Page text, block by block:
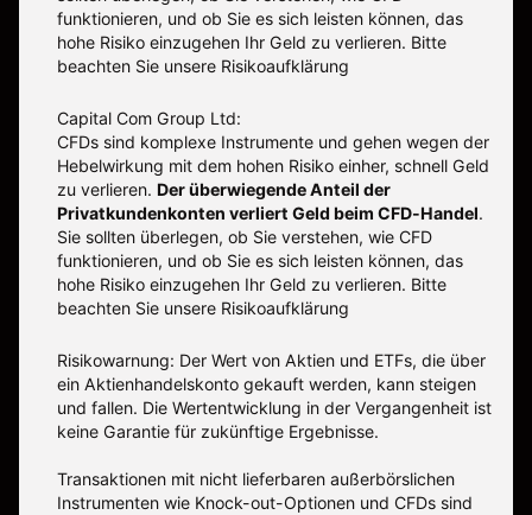
funktionieren, und ob Sie es sich leisten können, das
hohe Risiko einzugehen Ihr Geld zu verlieren. Bitte
beachten Sie unsere Risikoaufklärung
Capital Com Group Ltd:
CFDs sind komplexe Instrumente und gehen wegen der
Hebelwirkung mit dem hohen Risiko einher, schnell Geld
zu verlieren. Der überwiegende Anteil der
Privatkundenkonten verliert Geld beim CFD-Handel.
Sie sollten überlegen, ob Sie verstehen, wie CFD
funktionieren, und ob Sie es sich leisten können, das
hohe Risiko einzugehen Ihr Geld zu verlieren. Bitte
beachten Sie unsere Risikoaufklärung
Risikowarnung: Der Wert von Aktien und ETFs, die über
ein Aktienhandelskonto gekauft werden, kann steigen
und fallen. Die Wertentwicklung in der Vergangenheit ist
keine Garantie für zukünftige Ergebnisse.
Transaktionen mit nicht lieferbaren außerbörslichen
Instrumenten wie Knock-out-Optionen und CFDs sind